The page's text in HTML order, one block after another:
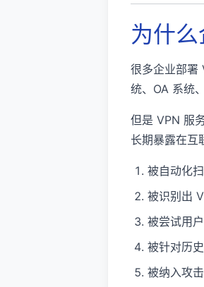
为什么
很多企业部署
统、OA 系统
但是 VPN 服
长期暴露在互
被自动化
被识别出
被尝试用
被针对历
被纳入攻